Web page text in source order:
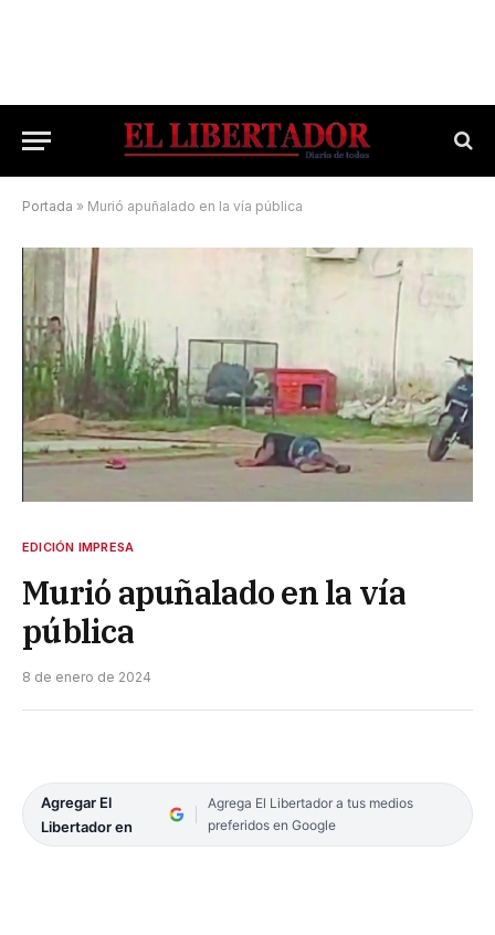
Portada » Murió apuñalado en la vía pública
EDICIÓN IMPRESA
Murió apuñalado en la vía
pública
8 de enero de 2024
Agregar El
Libertador en
Agrega El Libertador a tus medios
preferidos en Google